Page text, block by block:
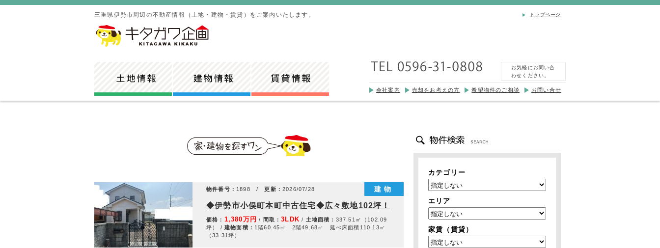
トップページ
三重県伊勢市周辺の不動産情報（土地・建物・賃貸）をご案内いたします。
お気軽にお問い合
わせください。
会社案内 売却をお考えの方 希望物件のご相談 お問い合せ
建物
物件番号： 1898 /更新：2026/07/28
◆伊勢市小俣町本町中古住宅◆広々敷地102坪！
価格： 1,380万円 / 間取：3LDK / 土地面積： 337.51㎡（102.09
坪） / 建物面積： 1階60.45㎡ 2階49.68㎡ 延べ床面積110.13㎡
（33.31坪）
カテゴリー
エリア
家賃（賃貸）